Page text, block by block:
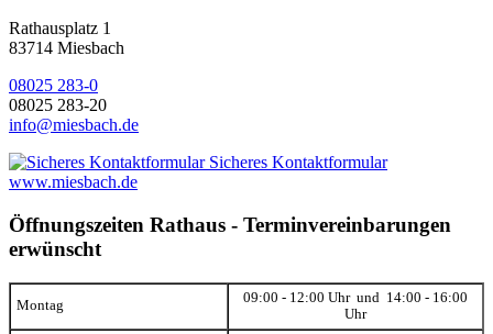
Rathausplatz 1
83714 Miesbach
08025 283-0
08025 283-20
info@miesbach.de
Sicheres Kontaktformular
www.miesbach.de
Öffnungszeiten Rathaus - Terminvereinbarungen
erwünscht
Montag
09:00 - 12:00 Uhr und 14:00 - 16:00
Uhr